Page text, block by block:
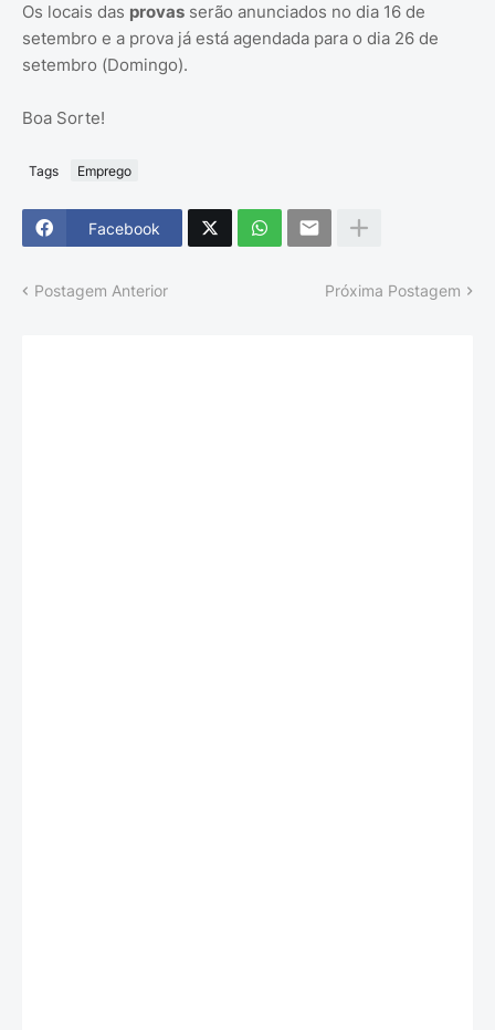
Os locais das provas serão anunciados no dia 16 de
setembro e a prova já está agendada para o dia 26 de
setembro (Domingo).
Boa Sorte!
Tags Emprego
Facebook
Postagem Anterior Próxima Postagem